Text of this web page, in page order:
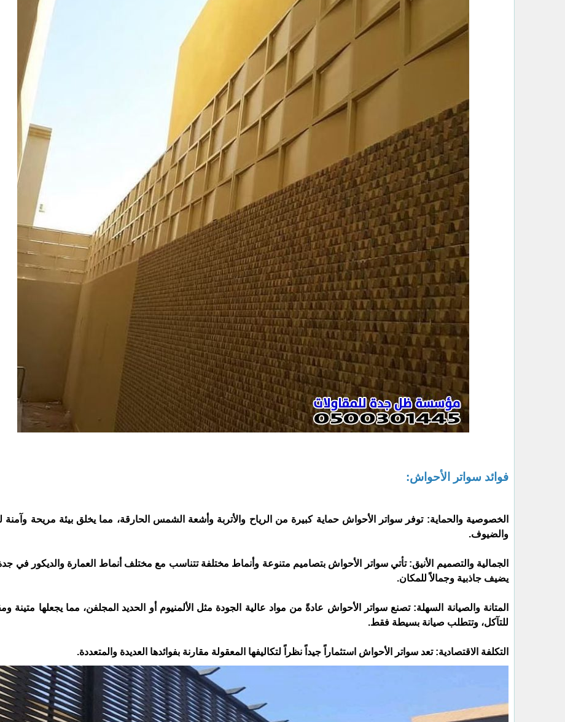
فوائد سواتر الأحواش:
الخصوصية والحماية: توفر سواتر الأحواش حماية كبيرة من الرياح والأتربة وأشعة الشمس الحارقة، مما يخلق بيئة مريحة وآمنة
والضيوف.
الجمالية والتصميم الأنيق: تأتي سواتر الأحواش بتصاميم متنوعة وأنماط مختلفة تتناسب مع مختلف أنماط العمارة والديكور في
يضيف جاذبية وجمالاً للمكان.
المتانة والصيانة السهلة: تصنع سواتر الأحواش عادةً من مواد عالية الجودة مثل الألمنيوم أو الحديد المجلفن، مما يجعلها متينة
للتآكل، وتتطلب صيانة بسيطة فقط.
التكلفة الاقتصادية: تعد سواتر الأحواش استثماراً جيداً نظراً لتكاليفها المعقولة مقارنة بفوائدها العديدة والمتعددة.